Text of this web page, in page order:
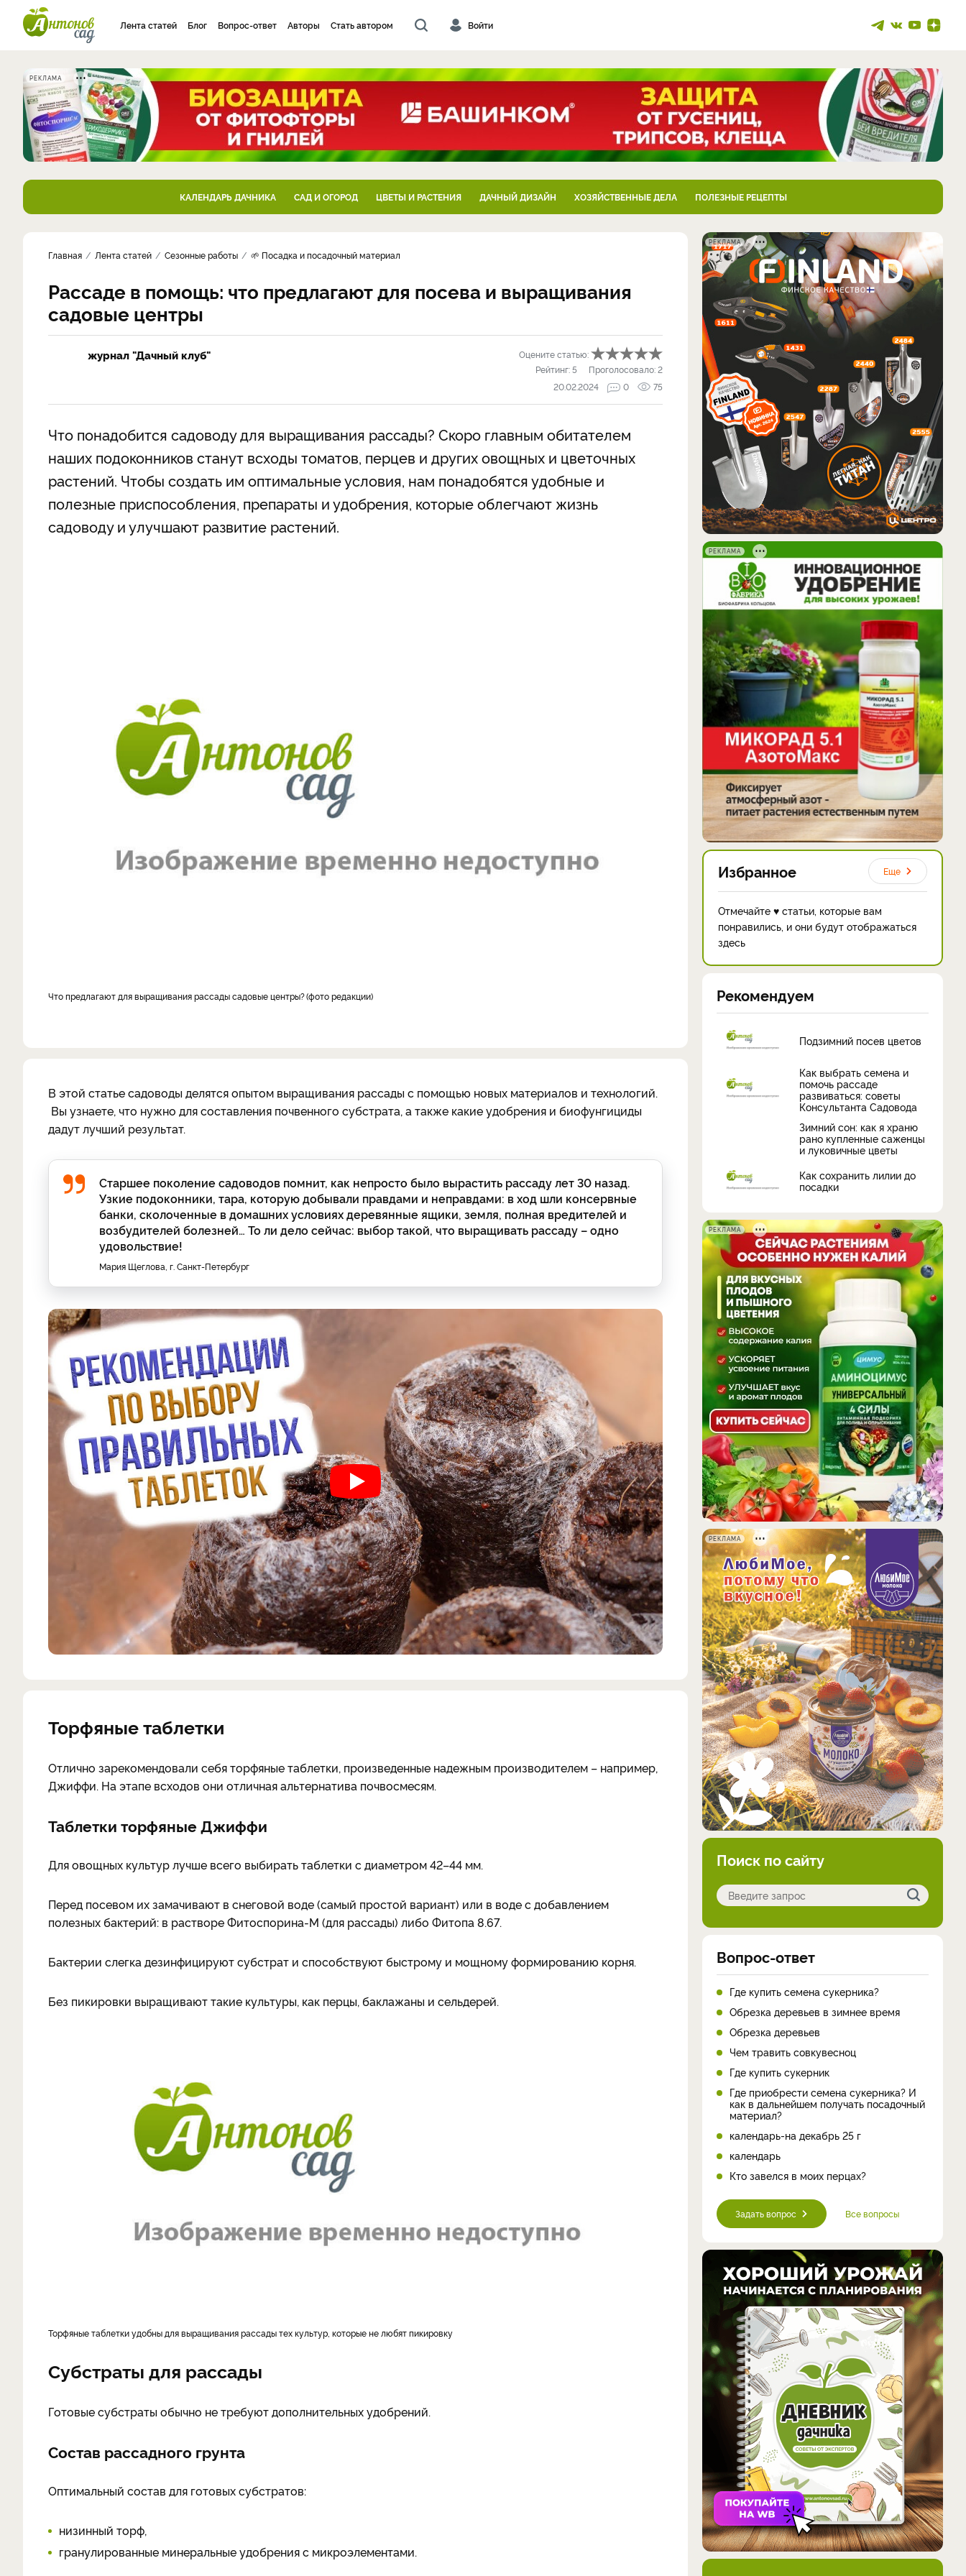
Лента статей Блог Вопрос-ответ Авторы Стать автором Войти
РЕКЛАМА
КАЛЕНДАРЬ ДАЧНИКА САД И ОГОРОД ЦВЕТЫ И РАСТЕНИЯ ДАЧНЫЙ ДИЗАЙН ХОЗЯЙСТВЕННЫЕ ДЕЛА ПОЛЕЗНЫЕ РЕЦЕПТЫ
Главная Лента статей Сезонные работы 🌱 Посадка и посадочный материал
Рассаде в помощь: что предлагают для посева и выращивания
садовые центры
журнал "Дачный клуб"
Оцените статью:
Рейтинг:5 Проголосовало:2
20.02.2024
0 75
Что понадобится садоводу для выращивания рассады? Скоро главным обитателем
наших подоконников станут всходы томатов, перцев и других овощных и цветочных
растений. Чтобы создать им оптимальные условия, нам понадобятся удобные и
полезные приспособления, препараты и удобрения, которые облегчают жизнь
садоводу и улучшают развитие растений.
Что предлагают для выращивания рассады садовые центры? фото редакции
В этой статье садоводы делятся опытом выращивания рассады с помощью новых материалов и технологий.
Вы узнаете, что нужно для составления почвенного субстрата, а также какие удобрения и биофунгициды
дадут лучший результат.
Старшее поколение садоводов помнит, как непросто было вырастить рассаду лет 30 назад.
Узкие подоконники, тара, которую добывали правдами и неправдами: в ход шли консервные
банки, сколоченные в домашних условиях деревянные ящики, земля, полная вредителей и
возбудителей болезней… То ли дело сейчас: выбор такой, что выращивать рассаду – одно
удовольствие!
Мария Щеглова, г. Санкт-Петербург
Торфяные таблетки
Отлично зарекомендовали себя торфяные таблетки, произведенные надежным производителем – например,
Джиффи. На этапе всходов они отличная альтернатива почвосмесям.
Таблетки торфяные Джиффи
Для овощных культур лучше всего выбирать таблетки с диаметром 42–44 мм.
Перед посевом их замачивают в снеговой воде (самый простой вариант) или в воде с добавлением
полезных бактерий: в растворе Фитоспорина-М (для рассады) либо Фитопа 8.67.
Бактерии слегка дезинфицируют субстрат и способствуют быстрому и мощному формированию корня.
Без пикировки выращивают такие культуры, как перцы, баклажаны и сельдерей.
Торфяные таблетки удобны для выращивания рассады тех культур, которые не любят пикировку
Субстраты для рассады
Готовые субстраты обычно не требуют дополнительных удобрений.
Состав рассадного грунта
Оптимальный состав для готовых субстратов:
низинный торф,
гранулированные минеральные удобрения с микроэлементами.
РЕКЛАМА
РЕКЛАМА
Избранное Еще
Отмечайте ♥ статьи, которые вам
понравились, и они будут отображаться
здесь
Рекомендуем
Подзимний посев цветов
Как выбрать семена и
помочь рассаде
развиваться: советы
Консультанта Садовода
Зимний сон: как я храню
рано купленные саженцы
и луковичные цветы
Как сохранить лилии до
посадки
РЕКЛАМА
РЕКЛАМА
Поиск по сайту
Вопрос-ответ
Где купить семена сукерника?
Обрезка деревьев в зимнее время
Обрезка деревьев
Чем травить совкувесноц
Где купить сукерник
Где приобрести семена сукерника? И
как в дальнейшем получать посадочный
материал?
календарь-на декабрь 25 г
календарь
Кто завелся в моих перцах?
Задать вопрос Все вопросы